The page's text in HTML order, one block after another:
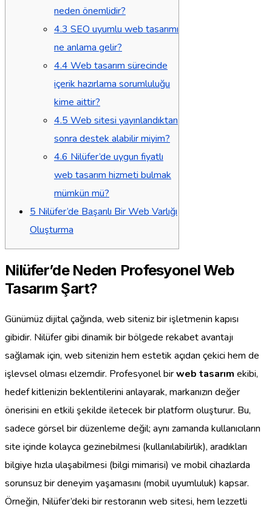
neden önemlidir?
4.3 SEO uyumlu web tasarımı
ne anlama gelir?
4.4 Web tasarım sürecinde
içerik hazırlama sorumluluğu
kime aittir?
4.5 Web sitesi yayınlandıktan
sonra destek alabilir miyim?
4.6 Nilüfer’de uygun fiyatlı
web tasarım hizmeti bulmak
mümkün mü?
5 Nilüfer’de Başarılı Bir Web Varlığı
Oluşturma
Nilüfer’de Neden Profesyonel Web
Tasarım Şart?
Günümüz dijital çağında, web siteniz bir işletmenin kapısı
gibidir. Nilüfer gibi dinamik bir bölgede rekabet avantajı
sağlamak için, web sitenizin hem estetik açıdan çekici hem de
işlevsel olması elzemdir. Profesyonel birweb tasarım ekibi,
hedef kitlenizin beklentilerini anlayarak, markanızın değer
önerisini en etkili şekilde iletecek bir platform oluşturur. Bu,
sadece görsel bir düzenleme değil; aynı zamanda kullanıcıların
site içinde kolayca gezinebilmesi (kullanılabilirlik), aradıkları
bilgiye hızla ulaşabilmesi (bilgi mimarisi) ve mobil cihazlarda
sorunsuz bir deneyim yaşamasını (mobil uyumluluk) kapsar.
Örneğin, Nilüfer’deki bir restoranın web sitesi, hem lezzetli